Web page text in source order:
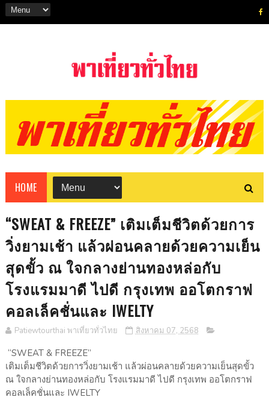
HOME
“SWEAT & FREEZE” เติมเต็มชีวิตด้วยการ
วิ่งยามเช้า แล้วผ่อนคลายด้วยความเย็น
สุดขั้ว ณ ใจกลางย่านทองหล่อกับ
โรงแรมมาดี ไปดี กรุงเทพ ออโตกราฟ
คอลเล็คชั่นและ IWELTY
Patiewtourthai พาเที่ยวทั่วไทย สิงหาคม 07, 2568
“SWEAT & FREEZE”
เติมเต็มชีวิตด้วยการวิ่งยามเช้า แล้วผ่อนคลายด้วยความเย็นสุดขั้ว
ณ ใจกลางย่านทองหล่อกับ โรงแรมมาดี ไปดี กรุงเทพ ออโตกราฟ
คอลเล็คชั่นและ IWELTY